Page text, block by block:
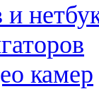
камер